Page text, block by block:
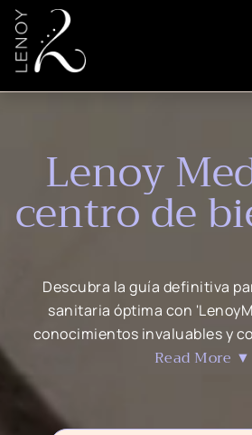
Lenoy
centro de
Descubra la guía definitiva
sanitaria óptima con
conocimientos invaluables y
Read More ▼